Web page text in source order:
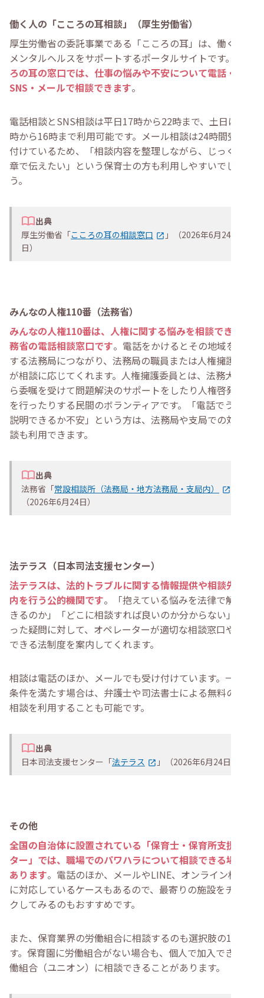
働く人の「こころの耳相談」（厚生労働省）
厚生労働省の委託事業である「こころの耳」は、働く人の
メンタルヘルスをサポートするポータルサイトです。
ろの耳の窓口では、仕事の悩みや不安について電話・
SNS・メールで相談できます。
電話相談とSNS相談は平日17時から22時まで、土日は10
時から16時まで利用可能です。メール相談は24時間受け
付けているため、「相談内容を整理しながら、じっくり文
章で伝えたい」という保育士の方も利用しやすいでしょ
う。
出典
厚生労働省「こころの耳の相談窓口
」（2026年6月24
日）
みんなの人権110番（法務省）
みんなの人権110番は、人権に関する悩みを相談できる法
務省の電話相談窓口です。電話をかけるとその地域を管轄
する法務局につながり、法務局の職員または人権擁護委員
が相談に応じてくれます。人権擁護委員とは、法務大臣か
ら委嘱を受けて問題解決のサポートをしたり人権啓発活動
を行ったりする民間のボランティアです。「電話でうまく
説明できるか不安」という方は、法務局や支局での対面相
談も利用できます。
出典
法務省「常設相談所（法務局・地方法務局・支局内）
（2026年6月24日）
法テラス（日本司法支援センター）
法テラスは、法的トラブルに関する情報提供や相談先の案
内を行う公的機関です。「抱えている悩みを法律で解決で
きるのか」「どこに相談すれば良いのか分からない」とい
った疑問に対して、オペレーターが適切な相談窓口や利用
できる法制度を案内してくれます。
相談は電話のほか、メールでも受け付けています。一定の
条件を満たす場合は、弁護士や司法書士による無料の法律
相談を利用することも可能です。
出典
日本司法支援センター「法テラス 」（2026年6月24日）
その他
全国の自治体に設置されている「保育士・保育所支援セン
ター」では、職場でのパワハラについて相談できる場合が
あります。電話のほか、メールやLINE、オンライン相談
に対応しているケースもあるので、最寄りの施設をチェッ
クしてみるのもおすすめです。
また、保育業界の労働組合に相談するのも選択肢の1つで
す。保育園に労働組合がない場合も、個人で加入できる労
働組合（ユニオン）に相談できることがあります。